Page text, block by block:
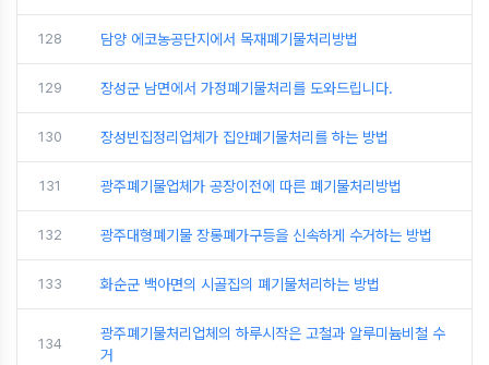
128 담양 에코농공단지에서 목재폐기물처리방법
129 장성군 남면에서 가정폐기물처리를 도와드립니다.
130 장성빈집정리업체가 집안폐기물처리를 하는 방법
131 광주폐기물업체가 공장이전에 따른 폐기물처리방법
132 광주대형폐기물 장롱폐가구등을 신속하게 수거하는 방법
133 화순군 백아면의 시골집의 폐기물처리하는 방법
134
광주폐기물처리업체의 하루시작은 고철과 알루미늄비철 수
거